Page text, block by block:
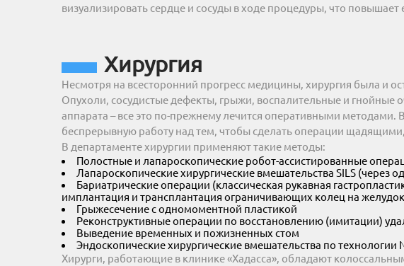
визуализировать сердце и сосуды в ходе процедуры, что повышает
Хирургия
Несмотря на всесторонний прогресс медицины, хирургия была и
Опухоли, сосудистые дефекты, грыжи, воспалительные и гнойные
аппарата – все это по-прежнему лечится оперативными методами.
беспрерывную работу над тем, чтобы сделать операции
В департаменте хирургии применяют такие методы:
Полостные и лапароскопические робот-ассистированные
Лапароскопические хирургические вмешательства SILS (через
Бариатрические операции (классическая рукавная
имплантация и трансплантация ограничивающих колец на
Грыжесечение с одномоментной пластикой
Реконструктивные операции по восстановлению (имитации)
Выведение временных и пожизненных стом
Эндоскопические хирургические вмешательства по технологии
Хирурги, работающие в клинике «Хадасса», обладают